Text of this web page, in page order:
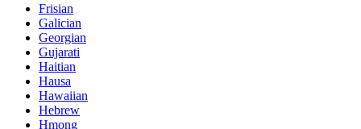
Frisian
Galician
Georgian
Gujarati
Haitian
Hausa
Hawaiian
Hebrew
Hmong